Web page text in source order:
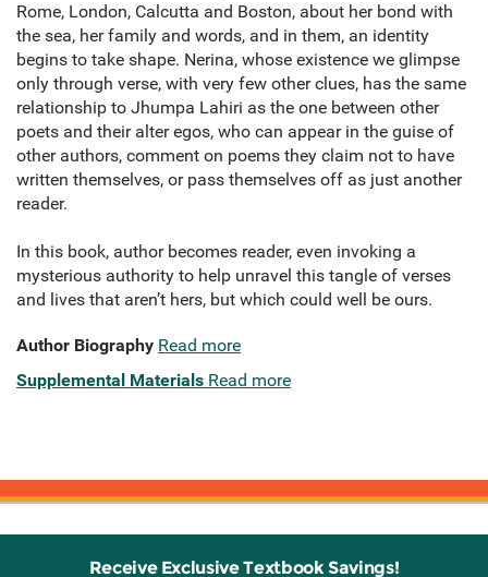
Rome, London, Calcutta and Boston, about her bond with
the sea, her family and words, and in them, an identity
begins to take shape. Nerina, whose existence we glimpse
only through verse, with very few other clues, has the same
relationship to Jhumpa Lahiri as the one between other
poets and their alter egos, who can appear in the guise of
other authors, comment on poems they claim not to have
written themselves, or pass themselves off as just another
reader.
In this book, author becomes reader, even invoking a
mysterious authority to help unravel this tangle of verses
and lives that aren’t hers, but which could well be ours.
Author Biography Read more
Supplemental Materials Read more
Receive Exclusive Textbook Savings!